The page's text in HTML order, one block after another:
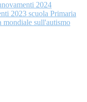
2024
2023 scuola Primaria
mondiale​ sull'autismo